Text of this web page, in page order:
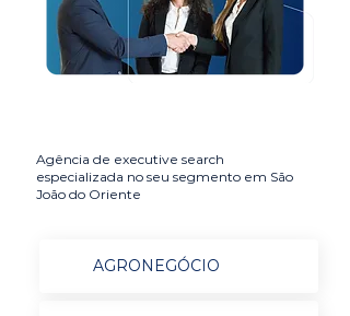
Agência de executive search
especializada no seu segmento em São
João do Oriente
AGRONEGÓCIO